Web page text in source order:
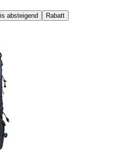
absteigend Rabatt